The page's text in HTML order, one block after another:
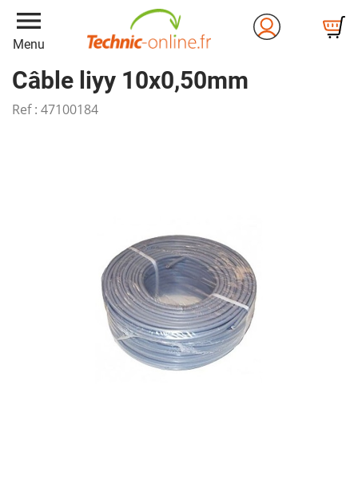
menu
Menu
Câble liyy 10x0,50mm
Ref : 47100184